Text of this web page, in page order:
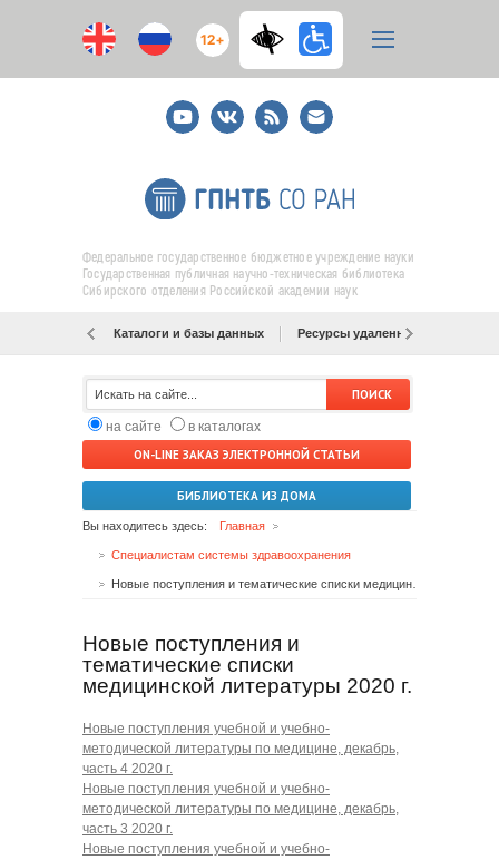
12+
YoutubeВКонтакте
RSS
E-
mail
подписка
Федеральное государственное бюджетное учреждение науки
Государственная публичная научно-техническая библиотека
Сибирского отделения Российской академии наук
Каталоги и базы данных Ресурсы удаленного доступа
на сайте
в каталогах
ON-LINE ЗАКАЗ ЭЛЕКТРОННОЙ СТАТЬИ
БИБЛИОТЕКА ИЗ ДОМА
Вы находитесь здесь: Главная
Специалистам системы здравоохранения
Новые поступления и
тематические списки
медицинской литературы 2020 г.
Новые поступления учебной и учебно-
методической литературы по медицине, декабрь,
часть 4 2020 г.
Новые поступления учебной и учебно-
методической литературы по медицине, декабрь,
часть 3 2020 г.
Новые поступления учебной и учебно-